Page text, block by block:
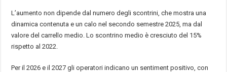
L’aumento non dipende dal numero degli scontrini, che mostra una
dinamica contenuta e un calo nel secondo semestre 2025, ma dal
valore del carrello medio. Lo scontrino medio è cresciuto del 15%
rispetto al 2022.
Per il 2026 e il 2027 gli operatori indicano un sentiment positivo, con